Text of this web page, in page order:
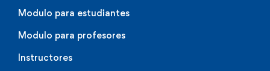
Modulo para estudiantes
Modulo para profesores
Instructores